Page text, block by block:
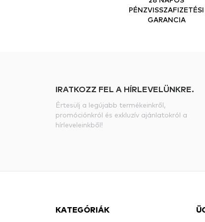
PÉNZVISSZAFIZETÉSI
GARANCIA
IRATKOZZ FEL A HÍRLEVELÜNKRE.
Értesülj a legújabb termékeinkről,
promóciónkról és exkluzív ajánlatokról a
hírleveleinkből!
KATEGÓRIÁK